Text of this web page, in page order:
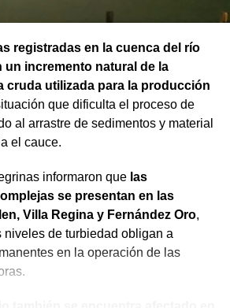
registradas en la cuenca del río
un incremento natural de la
cruda utilizada para la producción
que dificulta el proceso de
al arrastre de sedimentos y material
el cauce.
informaron que las
se presentan en las
Villa Regina y Fernández Oro,
de turbiedad obligan a
en la operación de las